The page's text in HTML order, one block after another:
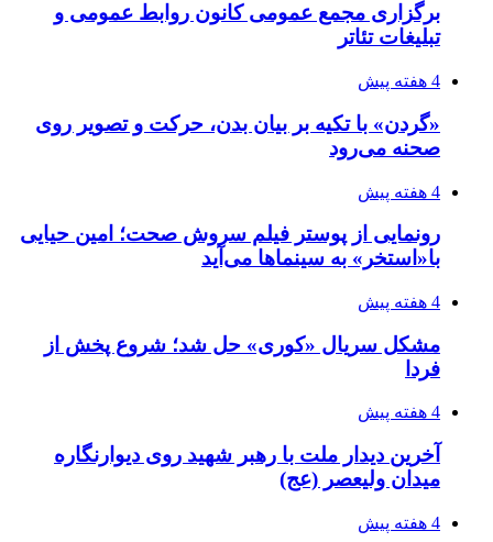
برگزاری مجمع عمومی کانون روابط عمومی و
تبلیغات تئاتر
4 هفته پیش
«گردن» با تکیه بر بیان بدن، حرکت و تصویر روی
صحنه می‌رود
4 هفته پیش
رونمایی از پوستر فیلم سروش صحت؛ امین حیایی
با«استخر» به سینماها می‌آید
4 هفته پیش
مشکل سریال «کوری» حل شد؛ شروع پخش از
فردا
4 هفته پیش
آخرین دیدار ملت با رهبر شهید روی دیوارنگاره
میدان ولیعصر (عج)
4 هفته پیش